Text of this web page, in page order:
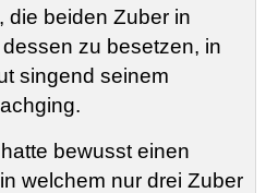
die beiden Zuber in
zu besetzen, in
singend seinem
hatte bewusst einen
welchem nur drei Zuber